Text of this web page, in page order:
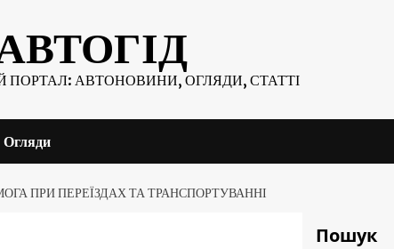
ПОРТАЛ: АВТОНОВИНИ, ОГЛЯДИ, СТАТТІ
Огляди
ПРИ ПЕРЕЇЗДАХ ТА ТРАНСПОРТУВАННІ
Пошук